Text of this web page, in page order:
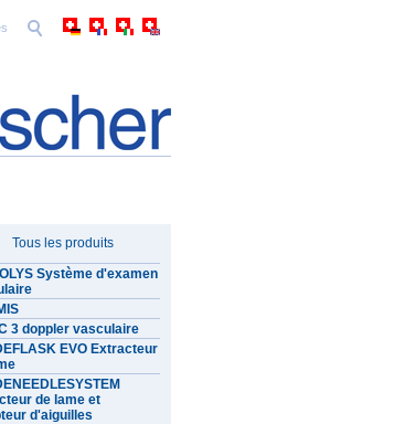
Tous les produits
Système d'examen
3 doppler vasculaire
EVO Extracteur
de lame et
d'aiguilles